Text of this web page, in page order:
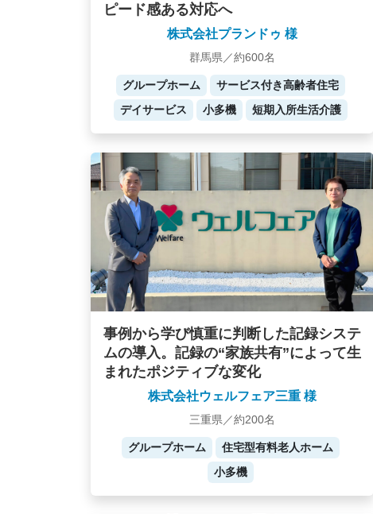
ピード感ある対応へ
株式会社プランドゥ 様
群馬県／約600名
グループホーム
サービス付き高齢者住宅
デイサービス
小多機 短期入所生活介護
事例から学び慎重に判断した記録システ
ムの導入。記録の“家族共有”によって生
まれたポジティブな変化
株式会社ウェルフェア三重 様
三重県／約200名
グループホーム
住宅型有料老人ホーム
小多機